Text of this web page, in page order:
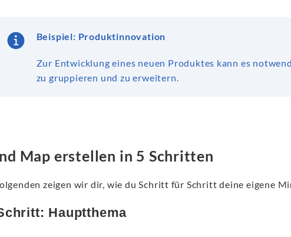
Beispiel: Produktinnovation
Zur Entwicklung eines neuen Produktes kann es
zu gruppieren und zu erweitern.
Map erstellen in 5 Schritten
zeigen wir dir, wie du Schritt für Schritt deine eigene
Hauptthema